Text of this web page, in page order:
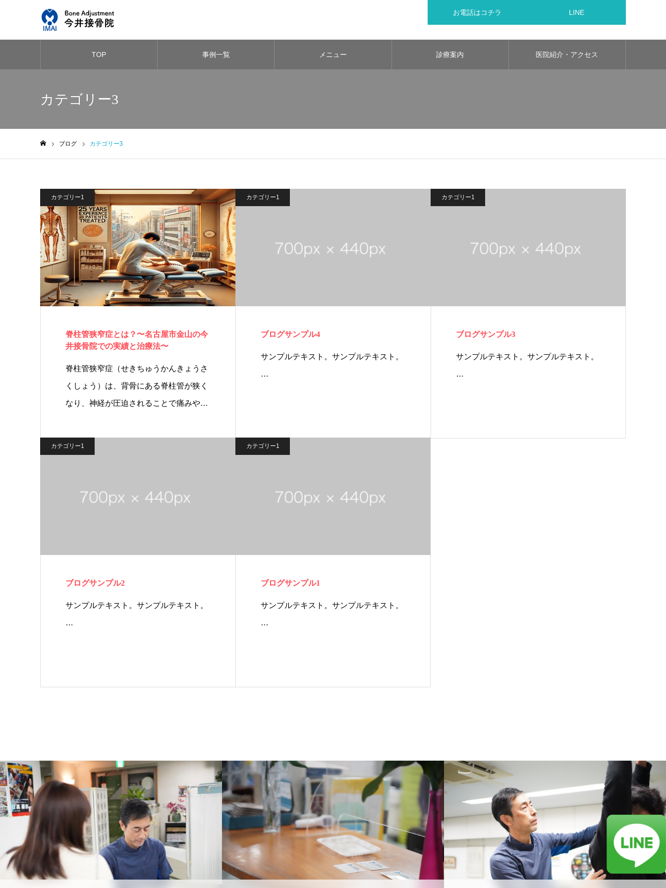
お電話はコチラ LINE
TOP 事例一覧 メニュー 診療案内 医院紹介・アクセス
カテゴリー3
ブログ カテゴリー3
カテゴリー1
脊柱管狭窄症とは？〜名古屋市金山の今
井接骨院での実績と治療法〜
脊柱管狭窄症（せきちゅうかんきょうさ
くしょう）は、背骨にある脊柱管が狭く
なり、神経が圧迫されることで痛みやし
カテゴリー1
ブログサンプル4
サンプルテキスト。サンプルテキスト。
…
カテゴリー1
ブログサンプル3
サンプルテキスト。サンプルテキスト。
…
カテゴリー1
ブログサンプル2
サンプルテキスト。サンプルテキスト。
…
カテゴリー1
ブログサンプル1
サンプルテキスト。サンプルテキスト。
…